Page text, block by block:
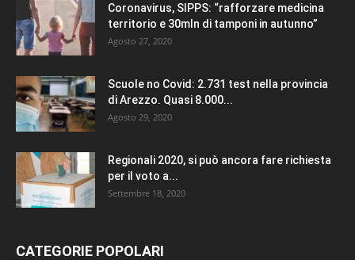
Coronavirus, SIPPS: “rafforzare medicina
territorio e 30mln di tamponi in autunno”
Agosto 27, 2020
Scuole no Covid: 2.731 test nella provincia
di Arezzo. Quasi 8.000...
Agosto 29, 2020
Regionali 2020, si può ancora fare richiesta
per il voto a...
Settembre 18, 2020
CATEGORIE POPOLARI